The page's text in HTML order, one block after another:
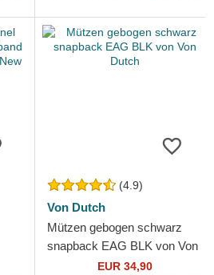
(4.9)
Von Dutch
Mützen gebogen schwarz
snapback EAG BLK von Von
EUR 34,90